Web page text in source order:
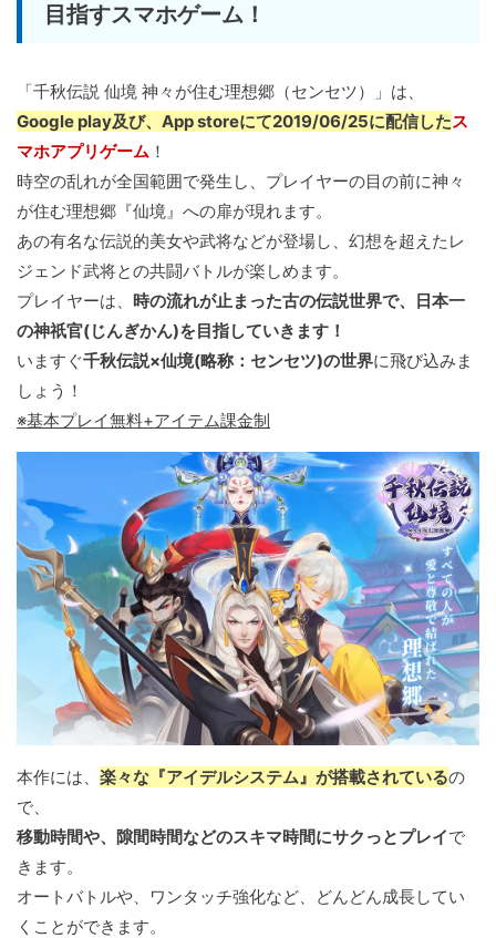
目指すスマホゲーム！
「千秋伝説 仙境 神々が住む理想郷（センセツ）」は、
Google play及び、App storeにて2019/06/25に配信したス
マホアプリゲーム ！
時空の乱れが全国範囲で発生し、プレイヤーの目の前に神々
が住む理想郷『仙境』への扉が現れます。
あの有名な伝説的美女や武将などが登場し、幻想を超えたレ
ジェンド武将との共闘バトルが楽しめます。
プレイヤーは、 時の流れが止まった古の伝説世界で、日本一
の神祇官(じんぎかん)を目指していきます！
いますぐ千秋伝説×仙境(略称：センセツ)の世界に飛び込みま
しょう！
※基本プレイ無料+アイテム課金制
本作には、 楽々な『アイデルシステム』が搭載されているの
で、
移動時間や、隙間時間などのスキマ時間にサクっとプレイで
きます。
オートバトルや、ワンタッチ強化など、どんどん成長してい
くことができます。